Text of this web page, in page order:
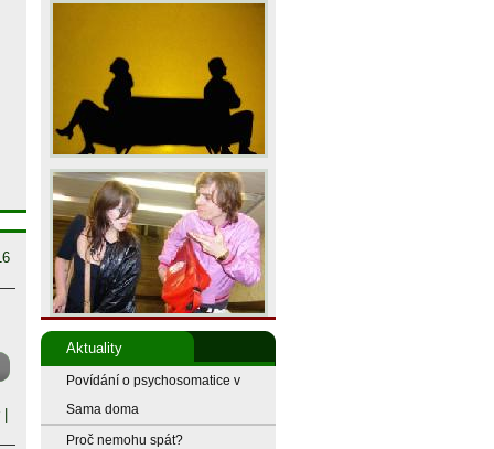
|
Aktuality
Povídání o psychosomatice v
Sama doma
Proč nemohu spát?